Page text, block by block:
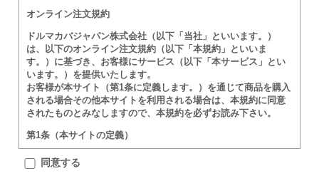
郵便番号
-
住所
と、及び本規約第11条に基づく対処を行うことができるものと
します。
当社は、本サービスの利用申込を承諾しない理由について開
示しないものとします。
第2条 登録情報の変更
1.所有者は、登録情報に変更があった場合、当社が定める手続
きに基づき、速やかに登録情報の変更を行うものとします。
2.前項の変更手続きが行われなかったことにより、所有者に発
生した損害について、当社は一切の責任を負わないものとしま
す。
当社が取得した所有者の個人情報は、当社が定めるプライバシ
オンライン注文規約
ドルマカバジャパン株式会社（以下「当社」といいます。）
は、以下のオンライン注文規約（以下「本規約」といいま
す。）に基づき、お客様にサービス（以下「本サービス」とい
います。）を提供いたします。
お客様が本サイト（第1条に定義します。）を通じて商品を購入
される場合その他本サイトを利用される場合は、本規約に同意
されたものとみなしますので、本規約を必ずお読み下さい。
第1条（本サイトの定義）
「本サイト」とは、当社が運営するインターネット上の専用サ
イト「ドルマカバ鍵登録・純正スペアキー注文専用サイト」を
同意する